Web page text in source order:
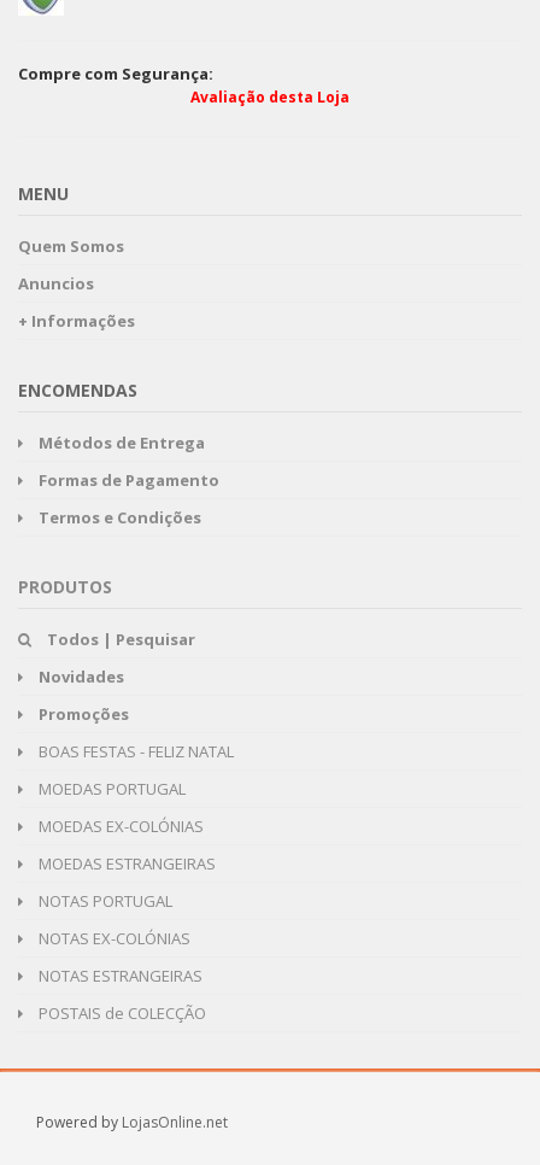
Compre com Segurança:
Avaliação desta Loja
MENU
Quem Somos
Anuncios
+ Informações
ENCOMENDAS
Métodos de Entrega
Formas de Pagamento
Termos e Condições
PRODUTOS
Todos | Pesquisar
Novidades
Promoções
BOAS FESTAS - FELIZ NATAL
MOEDAS PORTUGAL
MOEDAS EX-COLÓNIAS
MOEDAS ESTRANGEIRAS
NOTAS PORTUGAL
NOTAS EX-COLÓNIAS
NOTAS ESTRANGEIRAS
POSTAIS de COLECÇÃO
Powered by LojasOnline.net